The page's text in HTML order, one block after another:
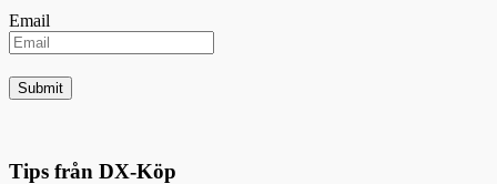
Email
Tips från DX-Köp